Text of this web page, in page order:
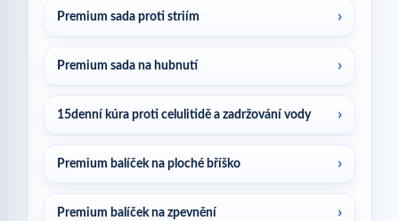
Premium sada proti striím
Premium sada na hubnutí
15denní kúra proti celulitidě a zadržování vody
Premium balíček na ploché bříško
Premium balíček na zpevnění